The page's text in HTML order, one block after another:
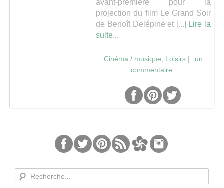
avant-première pour la
projection du film Le Grand Soir
de Benoît Delépine et [...] Lire la
suite...
Cinéma / musique Loisirs|
un
commentaire